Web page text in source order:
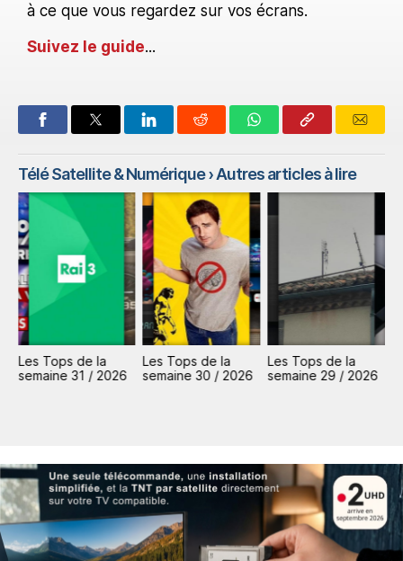
à ce que vous regardez sur vos écrans.
Suivez le guide...
Télé Satellite & Numérique› Autres articles à lire
Les Tops de la
semaine 31 / 2026
Les Tops de la
semaine 30 / 2026
Les Tops de la
semaine 29 / 2026